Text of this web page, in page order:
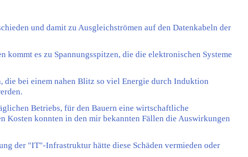
und damit zu Ausgleichströmen auf den Datenkabeln der
kommt es zu Spannungsspitzen, die die elektronischen Systeme
die bei einem nahen Blitz so viel Energie durch Induktion
Betriebs, für den Bauern eine wirtschaftliche
Kosten konnten in den mir bekannten Fällen die Auswirkungen
der "IT"-Infrastruktur hätte diese Schäden vermieden oder